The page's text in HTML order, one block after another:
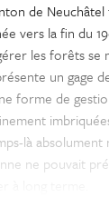
de
vers la fin du
les forêts se
un gage de
forme de
là absolument
ne pouvait